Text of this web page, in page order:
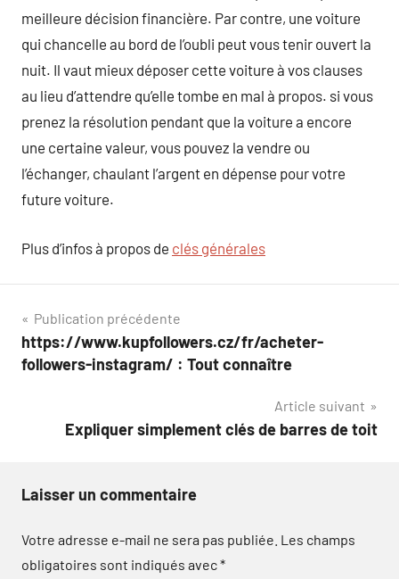
meilleure décision financière. Par contre, une voiture
qui chancelle au bord de l’oubli peut vous tenir ouvert la
nuit. Il vaut mieux déposer cette voiture à vos clauses
au lieu d’attendre qu’elle tombe en mal à propos. si vous
prenez la résolution pendant que la voiture a encore
une certaine valeur, vous pouvez la vendre ou
l’échanger, chaulant l’argent en dépense pour votre
future voiture.
Plus d’infos à propos de clés générales
Navigation
de
Publication précédente
https://www.kupfollowers.cz/fr/acheter-
followers-instagram/ : Tout connaître
Article suivant
Expliquer simplement clés de barres de toit
Laisser un commentaire
Votre adresse e-mail ne sera pas publiée. Les champs
obligatoires sont indiqués avec*